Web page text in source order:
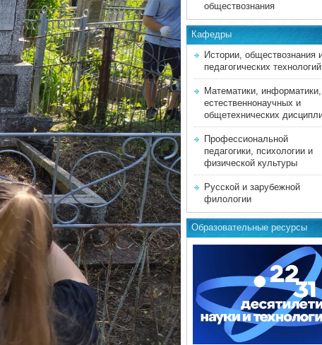
обществознания
Кафедры
Истории, обществознания
педагогических технологий
Математики, информатики,
естественнонаучных и
общетехнических
Профессиональной
педагогики, психологии и
физической культуры
Русской и зарубежной
филологии
Образовательные ресурсы